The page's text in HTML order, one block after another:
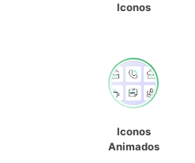
Iconos
Iconos
Animados